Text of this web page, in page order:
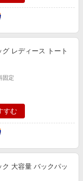
グ レディース トート
固定
すむ
ク 大容量 バックパッ